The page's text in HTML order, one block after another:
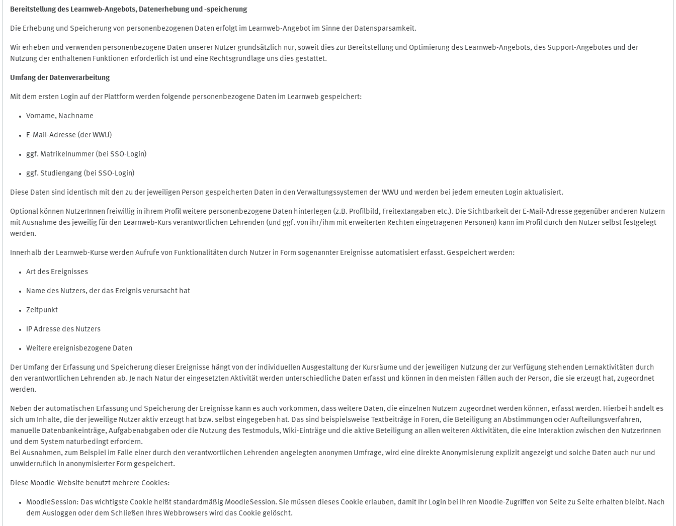
Bereitstellung des Learnweb-Angebots, Datenerhebung und -speicherung
Die Erhebung und Speicherung von personenbezogenen Daten erfolgt im Learnweb-Angebot im Sinne der Datensparsamkeit.
Wir erheben und verwenden personenbezogene Daten unserer Nutzer grundsätzlich nur, soweit dies zur Bereitstellung und Optimierung des Learnweb-Angebots, des Support-Angebotes und der
Nutzung der enthaltenen Funktionen erforderlich ist und eine Rechtsgrundlage uns dies gestattet.
Umfang der Datenverarbeitung
Mit dem ersten Login auf der Plattform werden folgende personenbezogene Daten im Learnweb gespeichert:
Vorname, Nachname
E-Mail-Adresse (der WWU)
ggf. Matrikelnummer (bei SSO-Login)
ggf. Studiengang (bei SSO-Login)
Diese Daten sind identisch mit den zu der jeweiligen Person gespeicherten Daten in den Verwaltungssystemen der WWU und werden bei jedem erneuten Login aktualisiert.
Optional können NutzerInnen freiwillig in ihrem Profil weitere personenbezogene Daten hinterlegen (z.B. Profilbild, Freitextangaben etc.). Die Sichtbarkeit der E-Mail-Adresse gegenüber anderen Nutzern
mit Ausnahme des jeweilig für den Learnweb-Kurs verantwortlichen Lehrenden (und ggf. von ihr/ihm mit erweiterten Rechten eingetragenen Personen) kann im Profil durch den Nutzer selbst festgelegt
werden.
Innerhalb der Learnweb-Kurse werden Aufrufe von Funktionalitäten durch Nutzer in Form sogenannter Ereignisse automatisiert erfasst. Gespeichert werden:
Art des Ereignisses
Name des Nutzers, der das Ereignis verursacht hat
Zeitpunkt
IP Adresse des Nutzers
Weitere ereignisbezogene Daten
Der Umfang der Erfassung und Speicherung dieser Ereignisse hängt von der individuellen Ausgestaltung der Kursräume und der jeweiligen Nutzung der zur Verfügung stehenden Lernaktivitäten durch
den verantwortlichen Lehrenden ab. Je nach Natur der eingesetzten Aktivität werden unterschiedliche Daten erfasst und können in den meisten Fällen auch der Person, die sie erzeugt hat, zugeordnet
werden.
Neben der automatischen Erfassung und Speicherung der Ereignisse kann es auch vorkommen, dass weitere Daten, die einzelnen Nutzern zugeordnet werden können, erfasst werden. Hierbei handelt es
sich um Inhalte, die der jeweilige Nutzer aktiv erzeugt hat bzw. selbst eingegeben hat. Das sind beispielsweise Textbeiträge in Foren, die Beteiligung an Abstimmungen oder Aufteilungsverfahren,
manuelle Datenbankeinträge, Aufgabenabgaben oder die Nutzung des Testmoduls, Wiki-Einträge und die aktive Beteiligung an allen weiteren Aktivitäten, die eine Interaktion zwischen den NutzerInnen
und dem System naturbedingt erfordern.
Bei Ausnahmen, zum Beispiel im Falle einer durch den verantwortlichen Lehrenden angelegten anonymen Umfrage, wird eine direkte Anonymisierung explizit angezeigt und solche Daten auch nur und
unwiderruflich in anonymisierter Form gespeichert.
Diese Moodle-Website benutzt mehrere Cookies:
MoodleSession: Das wichtigste Cookie heißt standardmäßig MoodleSession. Sie müssen dieses Cookie erlauben, damit Ihr Login bei Ihren Moodle-Zugriffen von Seite zu Seite erhalten bleibt. Nach
dem Ausloggen oder dem Schließen Ihres Webbrowsers wird das Cookie gelöscht.